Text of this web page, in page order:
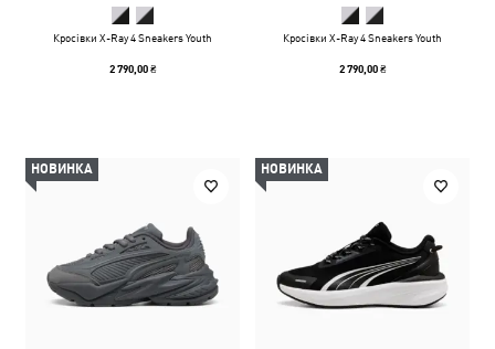
Кросівки X-Ray 4 Sneakers Youth
2 790,00 ₴
Кросівки X-Ray 4 Sneakers Youth
2 790,00 ₴
НОВИНКА НОВИНКА